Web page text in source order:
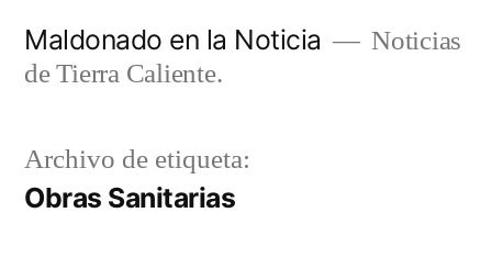
Maldonado en la Noticia
Noticias
de Tierra Caliente.
Archivo de etiqueta:
Obras Sanitarias